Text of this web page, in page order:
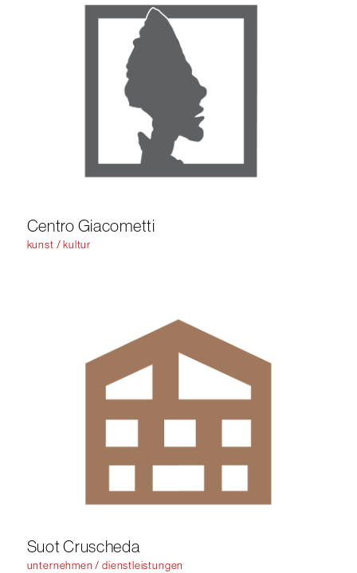
Centro Giacometti
kunst / kultur
Suot Cruscheda
unternehmen / dienstleistungen